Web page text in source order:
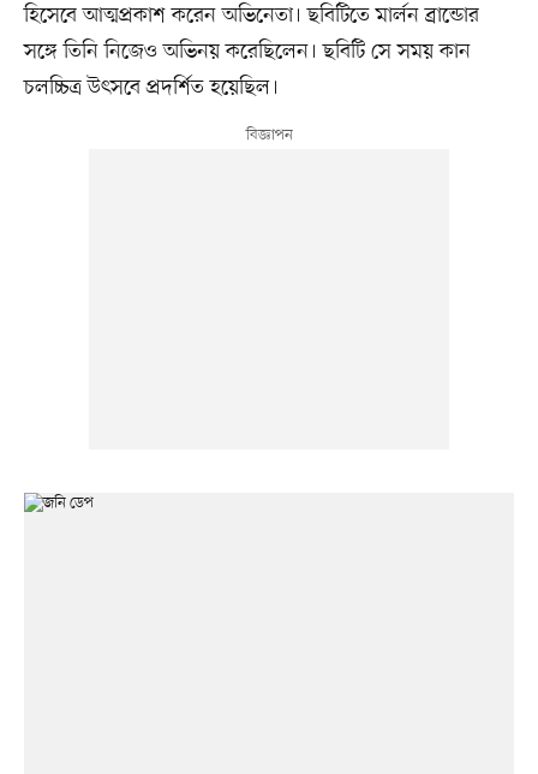
হিসেবে আত্মপ্রকাশ করেন অভিনেতা। ছবিটিতে মার্লন ব্রান্ডোর
সঙ্গে তিনি নিজেও অভিনয় করেছিলেন। ছবিটি সে সময় কান
চলচ্চিত্র উৎসবে প্রদর্শিত হয়েছিল।